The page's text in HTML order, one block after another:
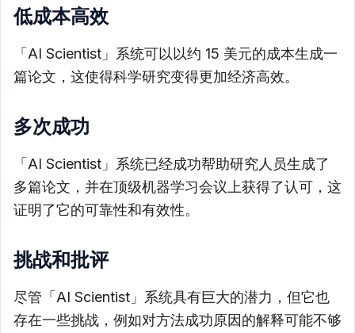
低成本高效
「AI Scientist」系统可以以约 15 美元的成本生成一
篇论文，这使得科学研究变得更加经济高效。
多次成功
「AI Scientist」系统已经成功帮助研究人员生成了
多篇论文，并在顶级机器学习会议上获得了认可，这
证明了它的可靠性和有效性。
挑战和批评
尽管「AI Scientist」系统具有巨大的潜力，但它也
存在一些挑战，例如对方法成功原因的解释可能不够